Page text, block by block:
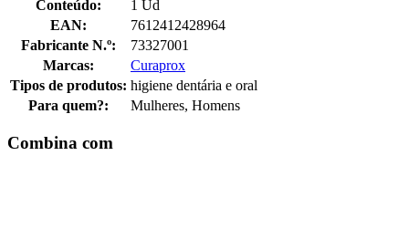
Conteúdo:
1 Ud
EAN:
7612412428964
Fabricante N.º:
73327001
Marcas:
Curaprox
Tipos de produtos: higiene dentária e oral
Para quem?:
Mulheres, Homens
Combina com